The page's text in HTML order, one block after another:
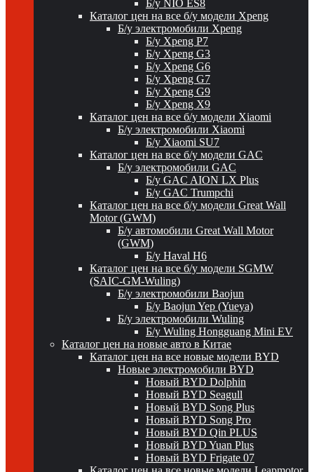
Б/у NIO ES8
Каталог цен на все б/у модели Xpeng
Б/у электромобили Xpeng
Б/у Xpeng P7
Б/у Xpeng G3
Б/у Xpeng G6
Б/у Xpeng G7
Б/у Xpeng G9
Б/у Xpeng X9
Каталог цен на все б/у модели Xiaomi
Б/у электромобили Xiaomi
Б/у Xiaomi SU7
Каталог цен на все б/у модели GAC
Б/у электромобили GAC
Б/у GAC AION LX Plus
Б/у GAC Trumpchi
Каталог цен на все б/у модели Great Wall
Motor (GWM)
Б/у автомобили Great Wall Motor
(GWM)
Б/у Haval H6
Каталог цен на все б/у модели SGMW
(SAIC-GM-Wuling)
Б/у электромобили Baojun
Б/у Baojun Yep (Yueya)
Б/у электромобили Wuling
Б/у Wuling Hongguang Mini EV
Каталог цен на новые авто в Китае
Каталог цен на все новые модели BYD
Новые электромобили BYD
Новый BYD Dolphin
Новый BYD Seagull
Новый BYD Song Plus
Новый BYD Song Pro
Новый BYD Qin PLUS
Новый BYD Yuan Plus
Новый BYD Frigate 07